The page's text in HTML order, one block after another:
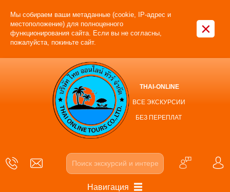
Мы собираем ваши метаданные (cookie, IP-адрес и
местоположение) для полноценного
функционирования сайта. Если вы не согласны,
пожалуйста, покиньте сайт.
×
THAI-ONLINE
ВСЕ ЭКСКУРСИИ
БЕЗ ПЕРЕПЛАТ
Навигация